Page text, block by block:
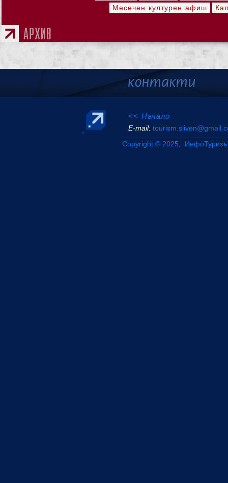
Месечен културен афиш
<< Начало
Е-mail:
Copyright © 2025,